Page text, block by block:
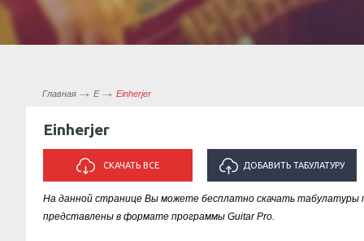
Главная E Einherjer
Einherjer
СКАЧАТЬ ВСЕ ДОБАВИТЬ ТАБУЛАТУРУ
ИСПОЛНИТЕЛЯ "EINHERJER"
На данной странице Вы можете бесплатно скачать табулатуры
представлены в формате программы Guitar Pro.